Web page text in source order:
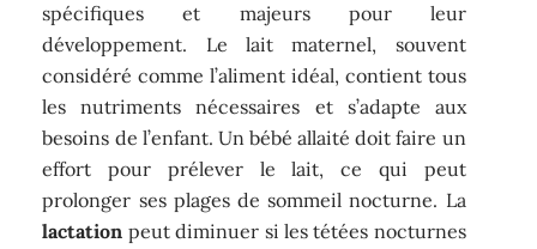
spécifiques et majeurs pour leur
développement. Le lait maternel, souvent
considéré comme l’aliment idéal, contient tous
les nutriments nécessaires et s’adapte aux
besoins de l’enfant. Un bébé allaité doit faire un
effort pour prélever le lait, ce qui peut
prolonger ses plages de sommeil nocturne. La
lactation peut diminuer si les tétées nocturnes